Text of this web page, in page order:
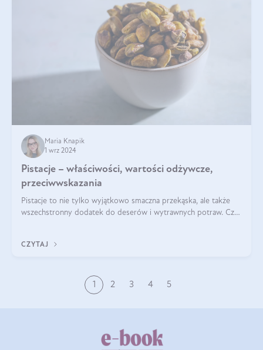
Maria Knapik
1 wrz 2024
Pistacje – właściwości, wartości odżywcze,
przeciwwskazania
Pistacje to nie tylko wyjątkowo smaczna przekąska, ale także
wszechstronny dodatek do deserów i wytrawnych potraw. Czy
CZYTAJ
1 2 3 4 5